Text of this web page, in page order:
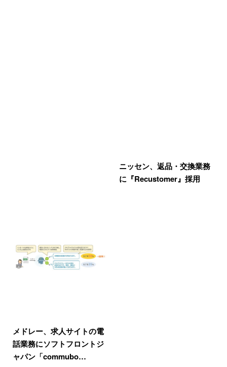
ニッセン、返品・交換業務
に『Recustomer』採用
メドレー、求人サイトの電
話業務にソフトフロントジ
ャパン「commubo…